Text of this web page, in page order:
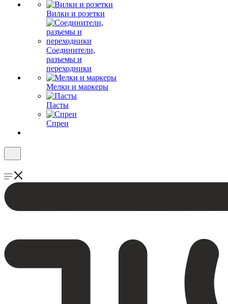
Вилки и розетки
Соединители,
разъемы и
переходники
Мелки и маркеры
Пасты
Спреи